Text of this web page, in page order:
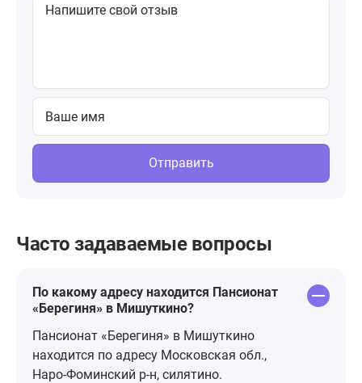
Отправить
Часто задаваемые вопросы
По какому адресу находится Пансионат
«Берегиня» в Мишуткино?
Пансионат «Берегиня» в Мишуткино
находится по адресу Московская обл.,
Наро-Фоминский р-н, силятино.